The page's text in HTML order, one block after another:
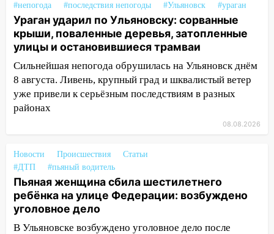
14:16
Шторм продолжает ломать город:
на улице Любови Шевцовой рухнул
светофор
14:14 Студента из Ульяновска обманули
мошенники под видом преподавателя
14:12 Куда жаловаться ульяновцам на
упавшее дерево или затопленную улицу
ветром сорвало опалубку со
строящегося дома
13:54 В мэрии Ульяновска рассказали,
как устраняют последствия мощного
шторма
#непогода
#последствия непогоды #Ульяновск #ураган
Ураган ударил по Ульяновску: сорванные
крыши, поваленные деревья, затопленные
улицы и остановившиеся трамваи
Сильнейшая непогода обрушилась на Ульяновск днём
8 августа. Ливень, крупный град и шквалистый ветер
уже привели к серьёзным последствиям в разных
районах
08.08.2026
Новости Происшествия
Статьи
#ДТП
#пьяный водитель
Пьяная женщина сбила шестилетнего
ребёнка на улице Федерации: возбуждено
уголовное дело
В Ульяновске возбуждено уголовное дело после